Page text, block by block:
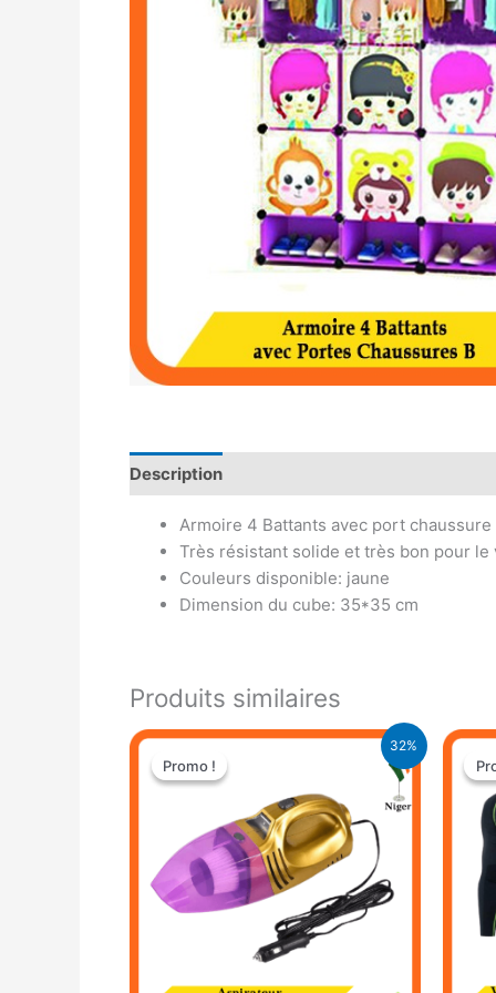
Description
Armoire 4 Battants avec port chaussure
Très résistant solide et très bon pour le
Couleurs disponible: jaune
Dimension du cube: 35*35 cm
Produits similaires
32%
Promo !
Promo !
Le
initial
22.000 CFA.
Le
est :
14.900 CFA.